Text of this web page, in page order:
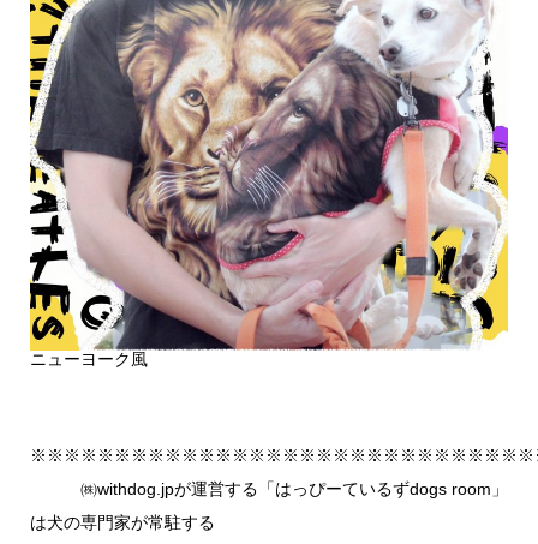
ニューヨーク風
㈱withdog.jpが運営する「はっぴーているずdogs room」
は犬の専門家が常駐する